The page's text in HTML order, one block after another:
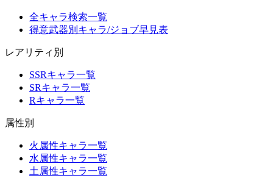
全キャラ検索一覧
得意武器別キャラ/ジョブ早見表
レアリティ別
SSRキャラ一覧
SRキャラ一覧
Rキャラ一覧
属性別
火属性キャラ一覧
水属性キャラ一覧
土属性キャラ一覧